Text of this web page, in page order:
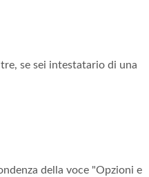
se sei intestatario di una
della voce "Opzioni e